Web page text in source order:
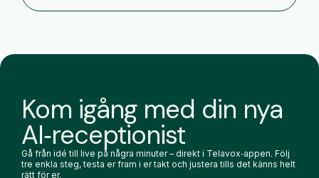
Kom igång med din nya
AI‑receptionist
Gå från idé till live på några minuter – direkt i Telavox‑appen. Följ
tre enkla steg, testa er fram i er takt och justera tills det känns helt
rätt för er.